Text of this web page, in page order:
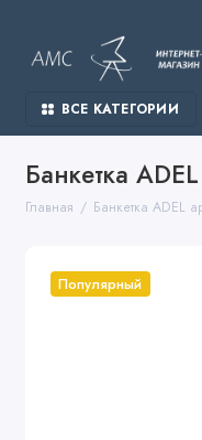
ВСЕ КАТЕГОРИИ
Банкетка
Главная Банкетка ADEL
Популярный